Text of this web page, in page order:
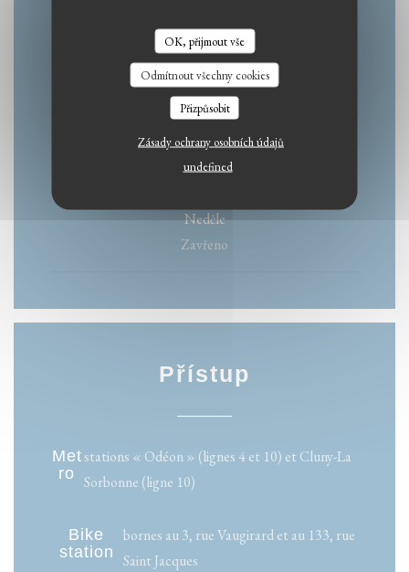
OK, přijmout vše
Odmítnout všechny cookies
Přizpůsobit
Zásady ochrany osobních údajů
undefined
Pondělí
Zavřeno
Ute-Sob
12:00 - 14:30 • 19:00 - 22:30
Neděle
Zavřeno
Přístup
Met
ro
stations « Odéon » (lignes 4 et 10) et Cluny-La
Sorbonne (ligne 10)
Bike
station
bornes au 3, rue Vaugirard et au 133, rue
Saint Jacques